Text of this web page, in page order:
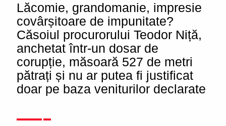
Lăcomie, grandomanie, impresie
covârșitoare de impunitate?
Căsoiul procurorului Teodor Niță,
anchetat într-un dosar de
corupție, măsoară 527 de metri
pătrați și nu ar putea fi justificat
doar pe baza veniturilor declarate